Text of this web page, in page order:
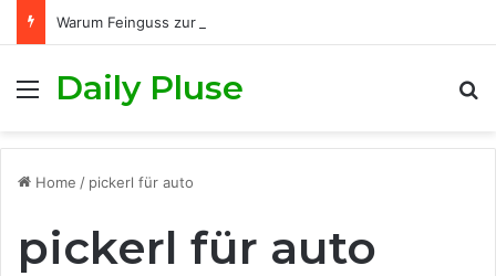
Menu
Daily Pluse
Home / pickerl für auto
pickerl für auto